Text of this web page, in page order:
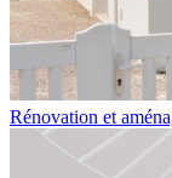
Rénovation et